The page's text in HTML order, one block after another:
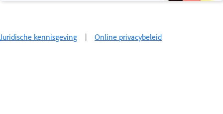
Juridische kennisgeving | Online privacybeleid